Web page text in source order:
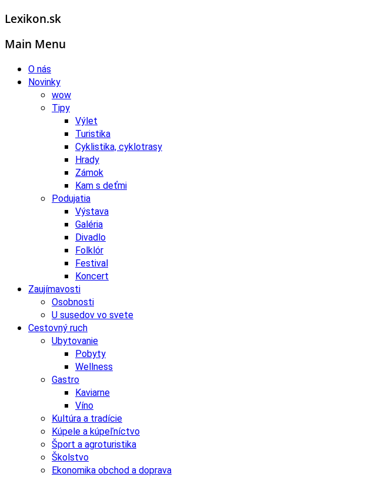
Lexikon.sk
Main Menu
O nás
Novinky
wow
Tipy
Výlet
Turistika
Cyklistika, cyklotrasy
Hrady
Zámok
Kam s deťmi
Podujatia
Výstava
Galéria
Divadlo
Folklór
Festival
Koncert
Zaujímavosti
Osobnosti
U susedov vo svete
Cestovný ruch
Ubytovanie
Pobyty
Wellness
Gastro
Kaviarne
Víno
Kultúra a tradície
Kúpele a kúpeľníctvo
Šport a agroturistika
Školstvo
Ekonomika obchod a doprava